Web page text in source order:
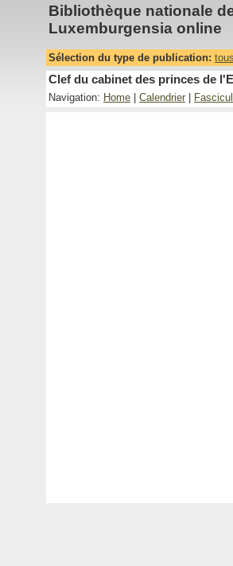
Bibliothèque nationale
Luxemburgensia online
Sélection du type de publication: tous
Clef du cabinet des princes de
Navigation: Home Calendrier